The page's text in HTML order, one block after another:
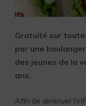
Gratuité sur
par une
des jeunes de la
ans.
Afin de diminuer